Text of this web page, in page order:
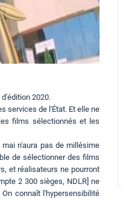
2020.
services de l'État. Et elle ne
films sélectionnés et les
n'aura pas de millésime
de sélectionner des films
et réalisateurs ne pourront
2 300 sièges, NDLR] ne
connaît l'hypersensibilité